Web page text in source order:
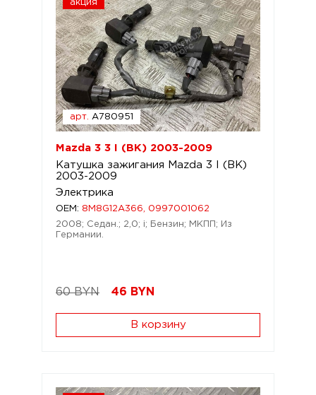
акция
арт. A780951
Mazda 3 3 I (BK) 2003-2009
Катушка зажигания Mazda 3 I (BK)
2003-2009
Электрика
OEM: 8M8G12A366, 0997001062
2008; Седан.; 2,0; i; Бензин; МКПП; Из
Германии.
60 BYN 46 BYN
В корзину